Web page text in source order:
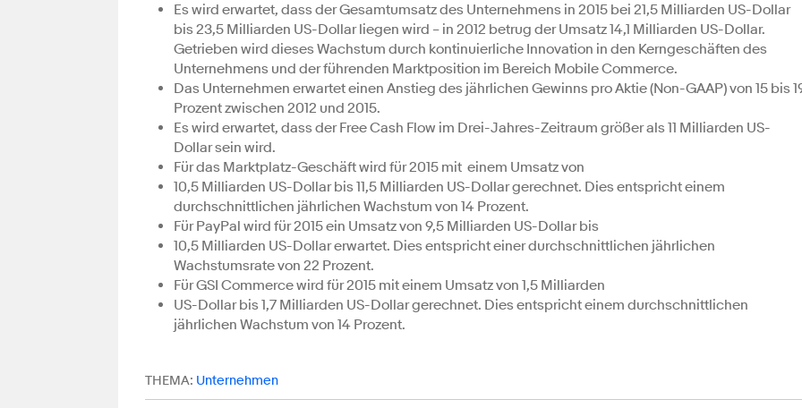
Es wird erwartet, dass der Gesamtumsatz des Unternehmens in 2015 bei 21,5 Milliarden US-Dollar
bis 23,5 Milliarden US-Dollar liegen wird – in 2012 betrug der Umsatz 14,1 Milliarden US-Dollar.
Getrieben wird dieses Wachstum durch kontinuierliche Innovation in den Kerngeschäften des
Unternehmens und der führenden Marktposition im Bereich Mobile Commerce.
Das Unternehmen erwartet einen Anstieg des jährlichen Gewinns pro Aktie (Non-GAAP) von 15 bis
Prozent zwischen 2012 und 2015.
Es wird erwartet, dass der Free Cash Flow im Drei-Jahres-Zeitraum größer als 11 Milliarden US-
Dollar sein wird.
Für das Marktplatz-Geschäft wird für 2015 mit einem Umsatz von
10,5 Milliarden US-Dollar bis 11,5 Milliarden US-Dollar gerechnet. Dies entspricht einem
durchschnittlichen jährlichen Wachstum von 14 Prozent.
Für PayPal wird für 2015 ein Umsatz von 9,5 Milliarden US-Dollar bis
10,5 Milliarden US-Dollar erwartet. Dies entspricht einer durchschnittlichen jährlichen
Wachstumsrate von 22 Prozent.
Für GSI Commerce wird für 2015 mit einem Umsatz von 1,5 Milliarden
US-Dollar bis 1,7 Milliarden US-Dollar gerechnet. Dies entspricht einem durchschnittlichen
jährlichen Wachstum von 14 Prozent.
THEMA: Unternehmen